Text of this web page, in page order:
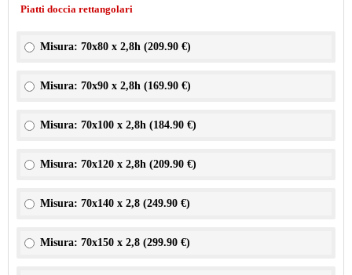
Piatti doccia rettangolari
Misura: 70x80 x 2,8h (209.90 €)
Misura: 70x90 x 2,8h (169.90 €)
Misura: 70x100 x 2,8h (184.90 €)
Misura: 70x120 x 2,8h (209.90 €)
Misura: 70x140 x 2,8 (249.90 €)
Misura: 70x150 x 2,8 (299.90 €)